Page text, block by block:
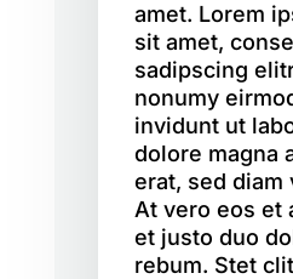
amet. Lorem
sit amet,
sadipscing
nonumy
invidunt ut
dolore magna
erat, sed diam
At vero eos et
et justo duo
rebum. Stet